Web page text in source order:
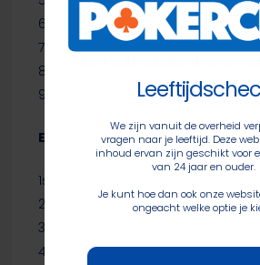
6th Gary Benson – $27,500
7th Scott Davies – $21,600
8th Gerald Karlic – $17,000
9th Laurence Hill – $12,400
Event #7: $2.500 HORSE
1st Jonas Mackoff – $31,200
2nd Marsha Waggoner – $21,225
3rd Jan Suchanek – $13,750
4th Trung Tran – $9,575
We zijn vanuit de overheid
vragen naar je leeftijd. Deze
inhoud ervan zijn geschikt voor
van 24 jaar en ouder.
Je kunt hoe dan ook onze
ongeacht welke optie je